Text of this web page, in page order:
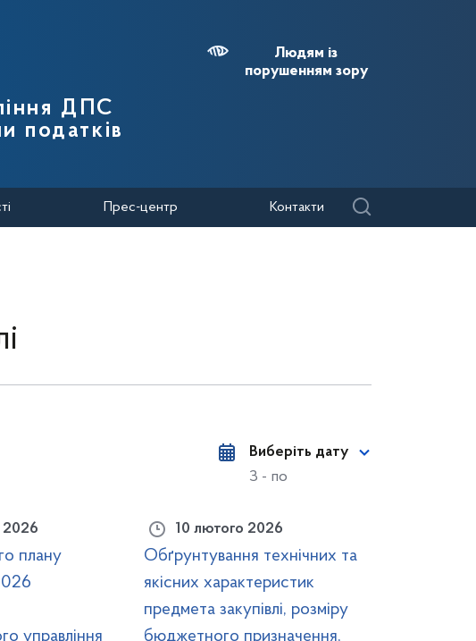
ДПС
податків
Людям із
порушенням зору
Прес-центр Контакти
Виберіть дату
З - по
2026
плану
управління
10 лютого 2026
Обґрунтування технічних та
якісних характеристик
предмета закупівлі, розміру
бюджетного призначення,